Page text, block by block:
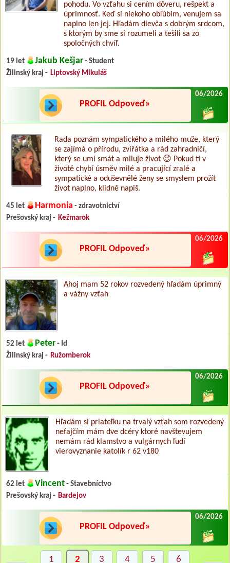
pohodu. Vo vzťahu si cením dôveru, rešpekt a
úprimnosť. Keď si niekoho obľúbim, venujem sa
naplno len jej. Hľadám dievča s dobrým srdcom,
s ktorým by sme si rozumeli a tešili sa zo
spoločných chvíľ.
19 let Jakub Kešjar - Student
Žilinský kraj - Liptovský Mikuláš
PROFIL Odpoveď»
06/2026
Rada poznám sympatického a milého muže, který
se zajímá o přírodu, zvířátka a rád zahradničí,
který se umí smát a miluje život 😉 Pokud ti v
životě chybí úsměv milé a pracující zralé a
sympatické a oduševnělé ženy se smyslem prožít
život naplno, klidně napiš.
45 let Harmonia - zdravotnictví
Prešovský kraj - Kežmarok
PROFIL Odpoveď»
06/2026
Ahoj mam 52 rokov rozvedený hľadám úprimný
a vážny vzťah
52 let Peter - Id
Žilinský kraj - Ružomberok
PROFIL Odpoveď»
06/2026
Hľadám si priateľku na trvalý vzťah som rozvedený
nefajčím mám dve dcéry ktoré navštevujem
nemám rád klamstvo a vulgárnych ľudí
vierovyznanie katolík r 62 v180
62 let Vincent - Stavebníctvo
Prešovský kraj - Bardejov
PROFIL Odpoveď»
06/2026
1 2 3 4 5 6